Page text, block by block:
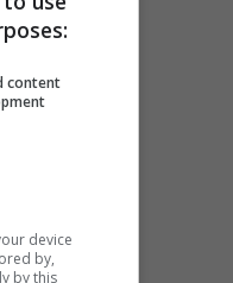
un
content
device
by,
by this